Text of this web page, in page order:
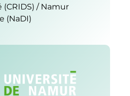
/ Namur
(NaDI)